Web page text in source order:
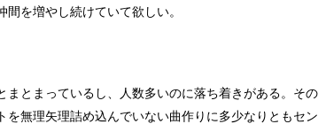
を増やし続けていて欲しい。
とまっているし、人数多いのに落ち着きがある。その
無理矢理詰め込んでいない曲作りに多少なりともセン